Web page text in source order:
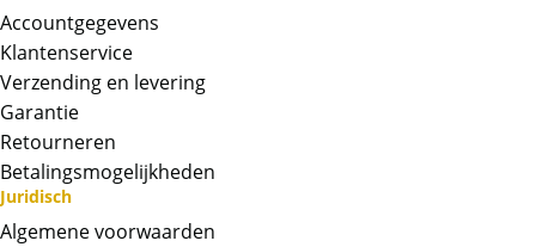
Accountgegevens
Klantenservice
Verzending en levering
Garantie
Retourneren
Betalingsmogelijkheden
Juridisch
Algemene voorwaarden